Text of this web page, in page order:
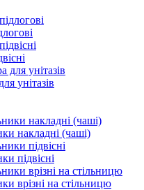
унітазів
накладні (чаші)
підвісні
врізні на стільницю